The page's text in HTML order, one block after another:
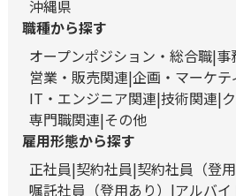
沖縄県
職種から探す
オープンポジション・総合職 事
営業・販売関連 企画・マーケテ
IT・エンジニア関連 技術関連
専門職関連 その他
雇用形態から探す
正社員 契約社員 契約社員（登用
嘱託社員（登用あり）
アルバ